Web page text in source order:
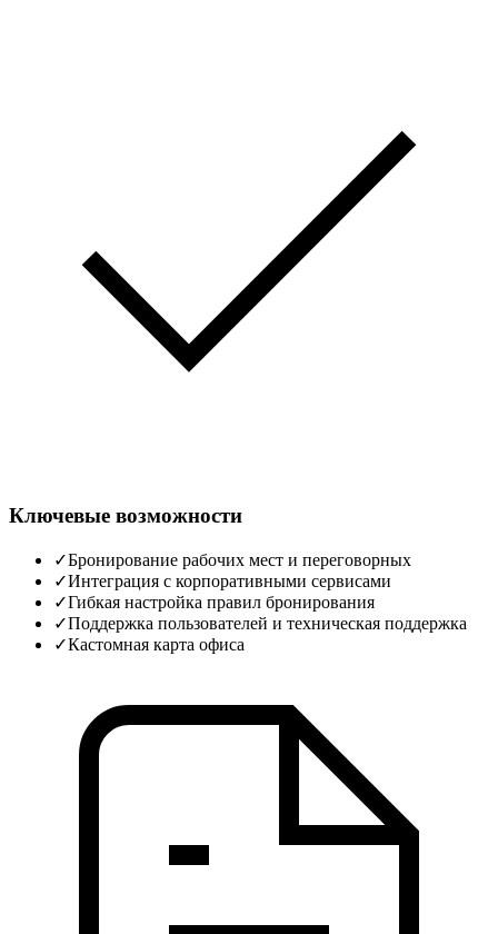
Ключевые возможности
✓Бронирование рабочих мест и переговорных
✓Интеграция с корпоративными сервисами
✓Гибкая настройка правил бронирования
✓Поддержка пользователей и техническая поддержка
✓Кастомная карта офиса